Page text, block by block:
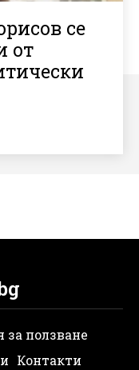
се
от
за ползване
Контакти